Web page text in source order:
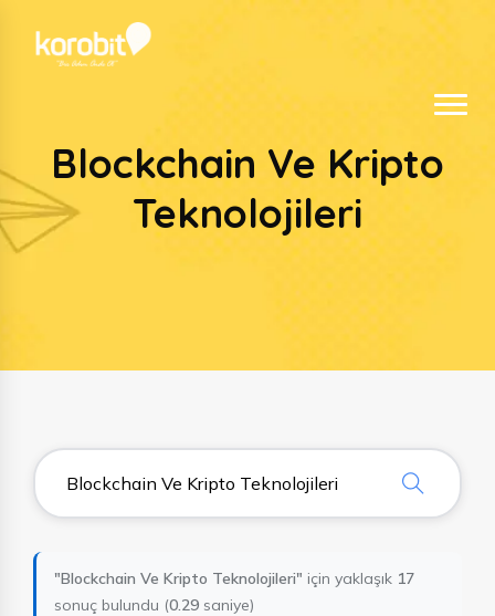
Blockchain Ve Kripto
Teknolojileri
"Blockchain Ve Kripto Teknolojileri" için yaklaşık 17
sonuç bulundu (0.29 saniye)